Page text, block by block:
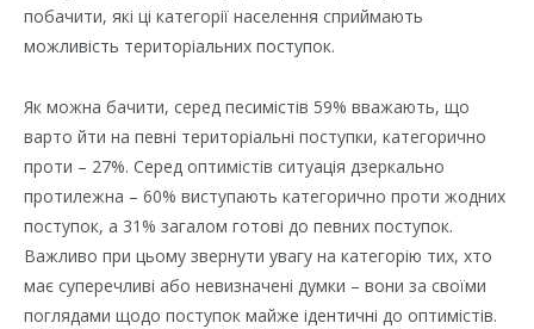
побачити, які ці категорії населення сприймають
можливість територіальних поступок.
Як можна бачити, серед песимістів 59% вважають, що
варто йти на певні територіальні поступки, категорично
проти – 27%. Серед оптимістів ситуація дзеркально
протилежна – 60% виступають категорично проти жодних
поступок, а 31% загалом готові до певних поступок.
Важливо при цьому звернути увагу на категорію тих, хто
має суперечливі або невизначені думки – вони за своїми
поглядами щодо поступок майже ідентичні до оптимістів.